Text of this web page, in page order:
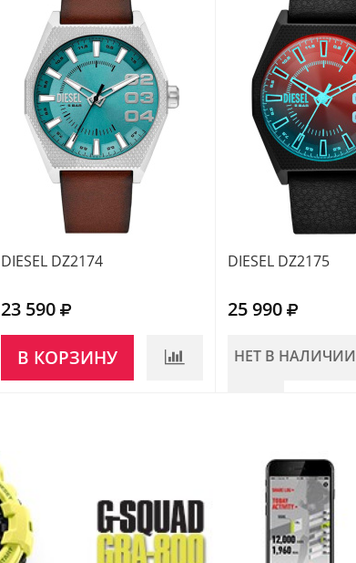
DIESEL DZ2174
23 590
В КОРЗИНУ
DIESEL DZ2175
25 990
НЕТ В НАЛИЧИИ